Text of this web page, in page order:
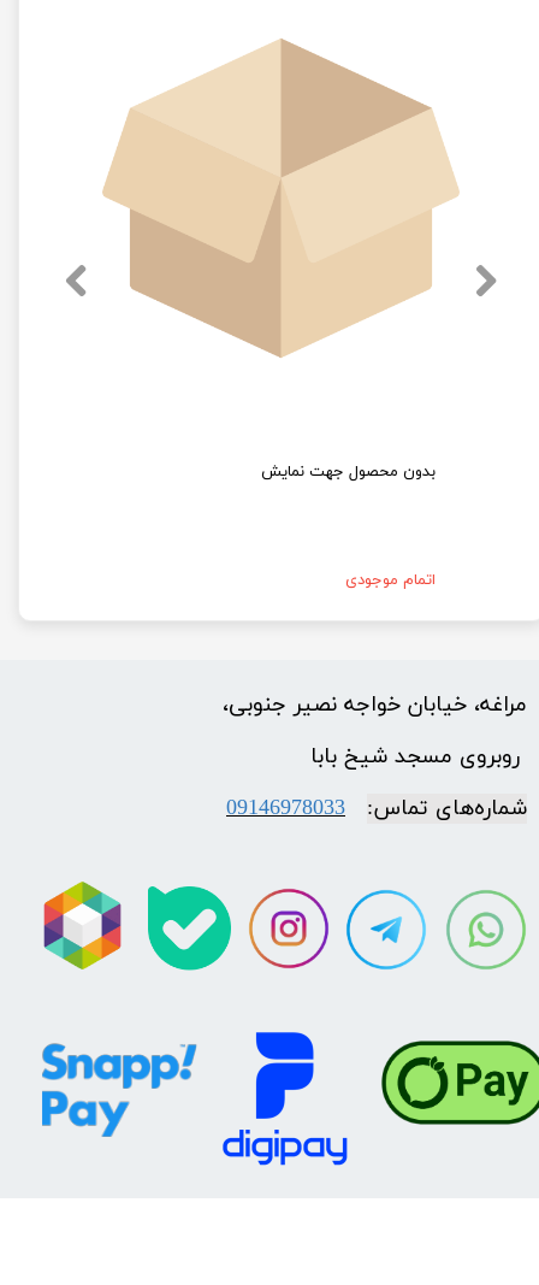
بدون محصول جهت نمایش
اتمام موجودی
مراغه، خیابان خواجه نصیر جنوبی،
​​​​​​​ روبروی مسجد شیخ بابا
شماره‌‌های تماس:
09146978033